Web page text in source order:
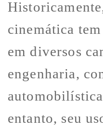
cinemática
em diversos
engenharia,
entanto, seu